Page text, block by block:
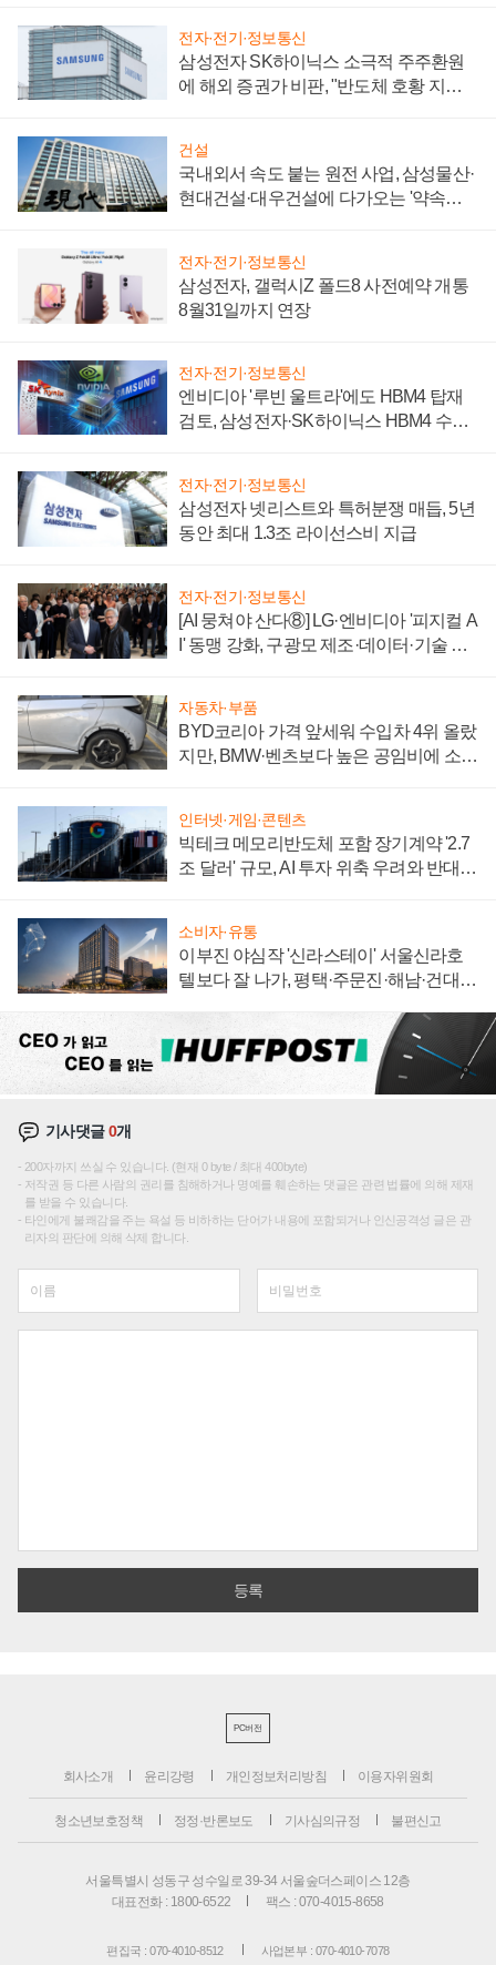
전자·전기·정보통신
삼성전자 SK하이닉스 소극적 주주환원
에 해외 증권가 비판, "반도체 호황 지속
건설
국내외서 속도 붙는 원전 사업, 삼성물산·
현대건설·대우건설에 다가오는 '약속의
전자·전기·정보통신
삼성전자, 갤럭시Z 폴드8 사전예약 개통
8월31일까지 연장
전자·전기·정보통신
엔비디아 '루빈 울트라'에도 HBM4 탑재
검토, 삼성전자·SK하이닉스 HBM4 수율
전자·전기·정보통신
삼성전자 넷리스트와 특허분쟁 매듭, 5년
동안 최대 1.3조 라이선스비 지급
전자·전기·정보통신
[AI 뭉쳐야 산다⑧] LG·엔비디아 '피지컬 A
I' 동맹 강화, 구광모 제조·데이터·기술 결
자동차·부품
BYD코리아 가격 앞세워 수입차 4위 올랐
지만, BMW·벤츠보다 높은 공임비에 소비
인터넷·게임·콘텐츠
빅테크 메모리반도체 포함 장기계약 '2.7
조 달러' 규모, AI 투자 위축 우려와 반대
소비자·유통
이부진 야심작 '신라스테이' 서울신라호
텔보다 잘 나가, 평택·주문진·해남·건대로
기사댓글0개
200자까지 쓰실 수 있습니다. (현재 0 byte / 최대 400byte)
저작권 등 다른 사람의 권리를 침해하거나 명예를 훼손하는 댓글은 관련 법률에 의해 제재
를 받을 수 있습니다.
타인에게 불쾌감을 주는 욕설 등 비하하는 단어가 내용에 포함되거나 인신공격성 글은 관
리자의 판단에 의해 삭제 합니다.
PC버전
회사소개 윤리강령 개인정보처리방침 이용자위원회
청소년보호정책 정정·반론보도 기사심의규정 불편신고
서울특별시 성동구 성수일로 39-34 서울숲더스페이스 12층
대표전화 : 1800-6522
팩스 : 070-4015-8658
편집국 : 070-4010-8512 사업본부 : 070-4010-7078